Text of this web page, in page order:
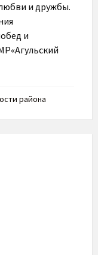
и дружбы.
и
района